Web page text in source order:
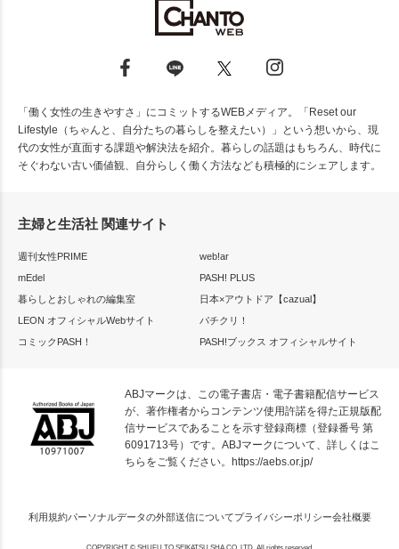
「働く女性の生きやすさ」にコミットするWEBメディア。「Reset our
Lifestyle（ちゃんと、自分たちの暮らしを整えたい）」という想いから、現
代の女性が直面する課題や解決法を紹介。暮らしの話題はもちろん、時代に
そぐわない古い価値観、自分らしく働く方法なども積極的にシェアします。
主婦と生活社 関連サイト
週刊女性PRIME
web!ar
mEdel
PASH! PLUS
暮らしとおしゃれの編集室
日本×アウトドア【cazual】
LEON オフィシャルWebサイト
パチクリ！
コミックPASH！
PASH!ブックス オフィシャルサイト
ABJマークは、この電子書店・電子書籍配信サービス
が、著作権者からコンテンツ使用許諾を得た正規版配
信サービスであることを示す登録商標（登録番号 第
6091713号）です。ABJマークについて、詳しくはこ
ちらをご覧ください。 https://aebs.or.jp/
利用規約パーソナルデータの外部送信についてプライバシーポリシー会社概要
COPYRIGHT © SHUFU TO SEIKATSU SHA CO.,LTD. All rights reserved.